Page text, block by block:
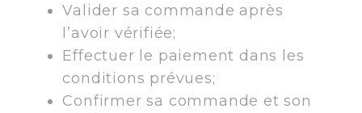
Valider sa commande après
l’avoir vérifiée;
Effectuer le paiement dans les
conditions prévues;
Confirmer sa commande et son